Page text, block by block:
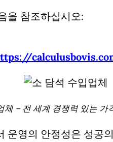
을 참조하십시오:
체 – 전 세계 경쟁력 있는 가
운영의 안정성은 성공